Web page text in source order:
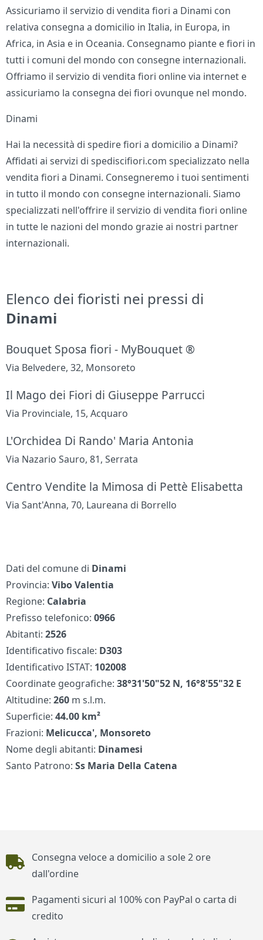
Assicuriamo il servizio di vendita fiori a Dinami con
relativa consegna a domicilio in Italia, in Europa, in
Africa, in Asia e in Oceania. Consegnamo piante e fiori in
tutti i comuni del mondo con consegne internazionali.
Offriamo il servizio di vendita fiori online via internet e
assicuriamo la consegna dei fiori ovunque nel mondo.
Dinami
Hai la necessità di spedire fiori a domicilio a Dinami?
Affidati ai servizi di spediscifiori.com specializzato nella
vendita fiori a Dinami. Consegneremo i tuoi sentimenti
in tutto il mondo con consegne internazionali. Siamo
specializzati nell'offrire il servizio di vendita fiori online
in tutte le nazioni del mondo grazie ai nostri partner
internazionali.
Elenco dei fioristi nei pressi di
Dinami
Bouquet Sposa fiori - MyBouquet ®
Via Belvedere, 32, Monsoreto
Il Mago dei Fiori di Giuseppe Parrucci
Via Provinciale, 15, Acquaro
L'Orchidea Di Rando' Maria Antonia
Via Nazario Sauro, 81, Serrata
Centro Vendite la Mimosa di Pettè Elisabetta
Via Sant'Anna, 70, Laureana di Borrello
Dati del comune di Dinami
Provincia:Vibo Valentia
Regione: Calabria
Prefisso telefonico:0966
Abitanti:2526
Identificativo fiscale: D303
Identificativo ISTAT: 102008
Coordinate geografiche:38°31'50"52 N, 16°8'55"32 E
Altitudine:260 m s.l.m.
Superficie:44.00 km²
Frazioni: Melicucca', Monsoreto
Nome degli abitanti: Dinamesi
Santo Patrono:Ss Maria Della Catena
Piè di pagina
Consegna veloce a domicilio a sole 2 ore
dall'ordine
Pagamenti sicuri al 100% con PayPal o carta di
credito